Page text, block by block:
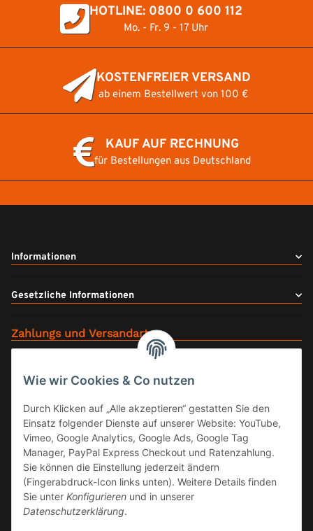
HOTLINE: 0800 0 600 112
Mo. - Fr. 9 - 17 Uhr
KOSTENFREIER VERSAND
ab einem Bestellwert von 100 €
KAUF AUF RECHNUNG
für Bestellungen aus Deutschland
Informationen
Gesetzliche Informationen
Zahlungs und Versandarten
Offizieller Fachhandel
Wie wir Cookies & Co nutzen
Durch Klicken auf „Alle akzeptieren“ gestatten Sie den
Einsatz folgender Dienste auf unserer Website: YouTube,
Vimeo, Google Analytics, Google Ads, Google Tag
Manager, PayPal Express Checkout und Ratenzahlung.
Sie können die Einstellung jederzeit ändern
(Fingerabdruck-Icon links unten). Weitere Details finden
Sie unter Konfigurieren und in unserer
Datenschutzerklärung.